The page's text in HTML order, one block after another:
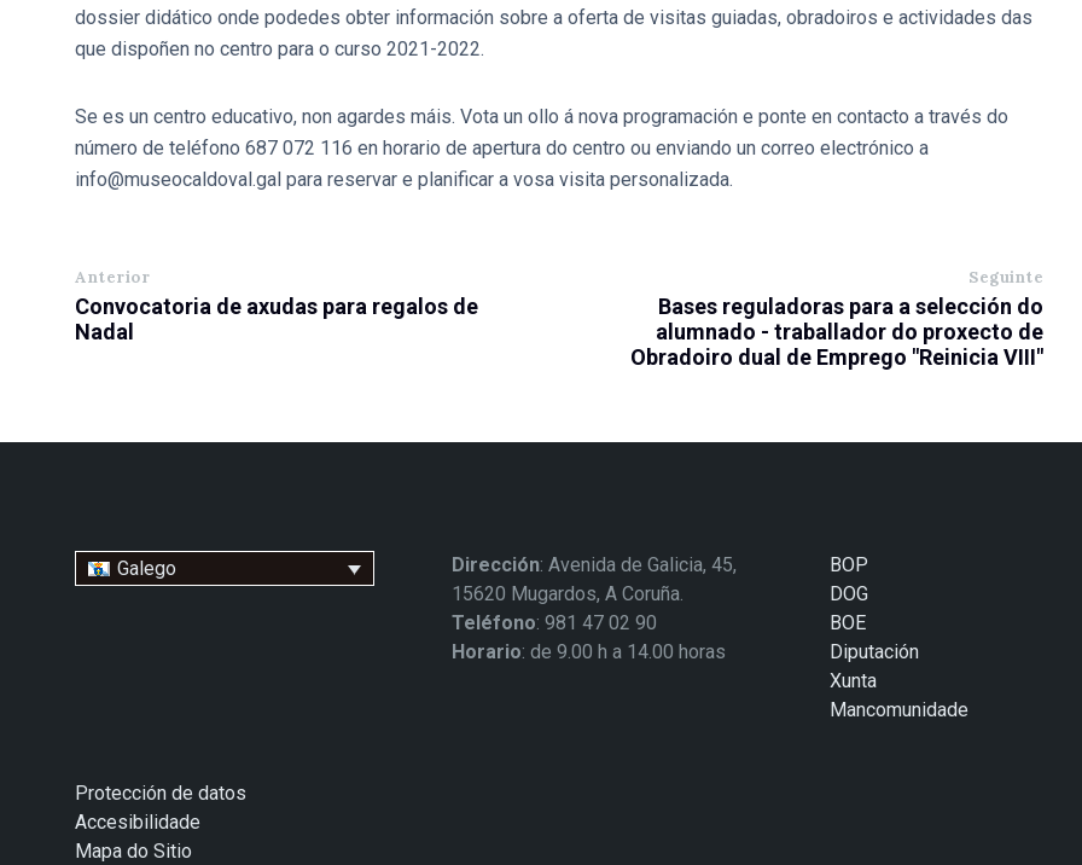
dossier didático onde podedes obter información sobre a oferta de visitas guiadas, obradoiros e actividades das
que dispoñen no centro para o curso 2021-2022.
Se es un centro educativo, non agardes máis. Vota un ollo á nova programación e ponte en contacto a través do
número de teléfono 687 072 116 en horario de apertura do centro ou enviando un correo electrónico a
info@museocaldoval.gal para reservar e planificar a vosa visita personalizada.
Anterior
Convocatoria de axudas para regalos de
Nadal
Seguinte
Bases reguladoras para a selección do
alumnado - traballador do proxecto de
Obradoiro dual de Emprego "Reinicia VIII"
Galego Dirección: Avenida de Galicia, 45,
15620 Mugardos, A Coruña.
Teléfono: 981 47 02 90
Horario: de 9.00 h a 14.00 horas
BOP
DOG
BOE
Diputación
Xunta
Mancomunidade
Protección de datos
Accesibilidade
Mapa do Sitio